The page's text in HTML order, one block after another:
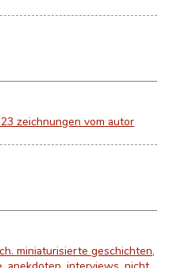
zeichnungen vom autor
miniaturisierte geschichten,